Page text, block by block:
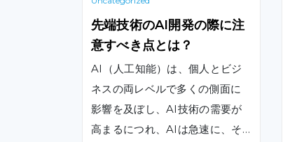
先端技術のAI開発の際に注
意すべき点とは？
AI（人工知能）は、個人とビジ
ネスの両レベルで多くの側面に
影響を及ぼし、AI技術の需要が
高まるにつれ、AIは急速に、そ